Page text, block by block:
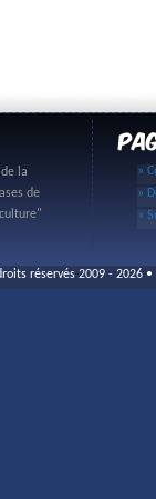
la
de
»
»
»
réservés 2009 - 2026